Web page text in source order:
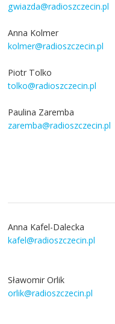
gwiazda@radioszczecin.pl
Anna Kolmer
kolmer@radioszczecin.pl
Piotr Tolko
tolko@radioszczecin.pl
Paulina Zaremba
zaremba@radioszczecin.pl
Anna Kafel-Dalecka
kafel@radioszczecin.pl
Sławomir Orlik
orlik@radioszczecin.pl